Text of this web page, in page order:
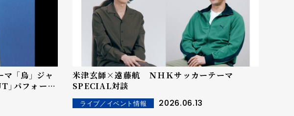
米津玄師×遠藤航 ＮＨＫサッカーテーマ
SPECIAL対談
ライブ／イベント情報 2026.06.13